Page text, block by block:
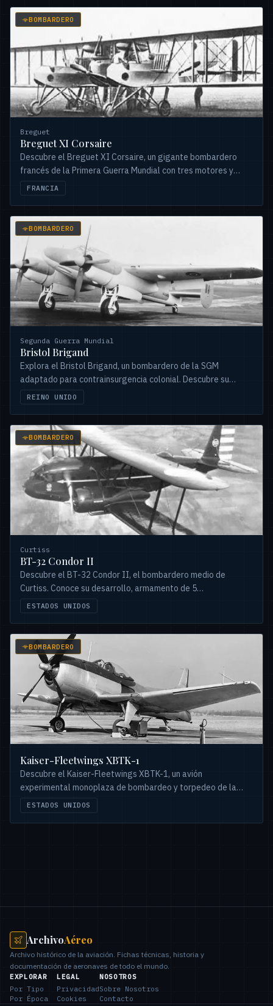
BOMBARDERO
Breguet
Breguet XI Corsaire
Descubre el Breguet XI Corsaire, un gigante bombardero
francés de la Primera Guerra Mundial con tres motores y
potente armamento, rechazado por su gran tamaño.
FRANCIA
BOMBARDERO
Segunda Guerra Mundial
Bristol Brigand
Explora el Bristol Brigand, un bombardero de la SGM
adaptado para contrainsurgencia colonial. Descubre su
diseño único, desafíos operacionales y legado.
REINO UNIDO
BOMBARDERO
Curtiss
BT-32 Condor II
Descubre el BT-32 Condor II, el bombardero medio de
Curtiss. Conoce su desarrollo, armamento de 5
ametralladoras y capacidad de 762kg de bombas. Exportado
ESTADOS UNIDOS
BOMBARDERO
Kaiser-Fleetwings XBTK-1
Descubre el Kaiser-Fleetwings XBTK-1, un avión
experimental monoplaza de bombardeo y torpedeo de la
Armada de EE. UU. Conoce su diseño, desafíos y cancelación.
ESTADOS UNIDOS
ArchivoAéreo
Archivo histórico de la aviación. Fichas técnicas, historia y
documentación de aeronaves de todo el mundo.
EXPLORAR
Por Tipo
Por Época
LEGAL
Privacidad
Cookies
NOSOTROS
Sobre Nosotros
Contacto